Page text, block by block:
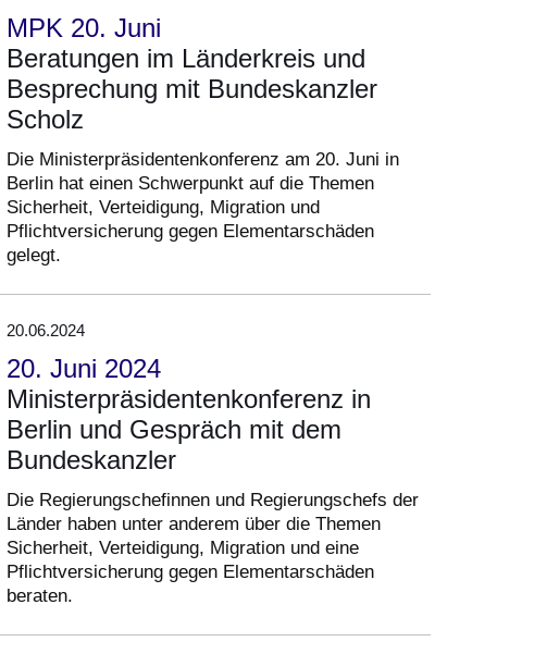
MPK 20. Juni
Beratungen im Länderkreis und
Besprechung mit Bundeskanzler
Scholz
Die Ministerpräsidentenkonferenz am 20. Juni in
Berlin hat einen Schwerpunkt auf die Themen
Sicherheit, Verteidigung, Migration und
Pflichtversicherung gegen Elementarschäden
gelegt.
20.06.2024
20. Juni 2024
Ministerpräsidentenkonferenz in
Berlin und Gespräch mit dem
Bundeskanzler
Die Regierungschefinnen und Regierungschefs der
Länder haben unter anderem über die Themen
Sicherheit, Verteidigung, Migration und eine
Pflichtversicherung gegen Elementarschäden
beraten.